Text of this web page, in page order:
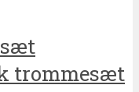
trommesæt